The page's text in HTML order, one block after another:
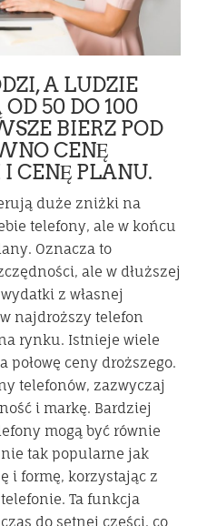
A LUDZIE
50 DO 100
BIERZ POD
CENĘ
CENĘ PLANU.
duże zniżki na
telefony, ale w końcu
Oznacza to
ale w dłuższej
z własnej
najdroższy telefon
rynku. Istnieje wiele
połowę ceny droższego.
telefonów, zazwyczaj
i markę. Bardziej
mogą być równie
tak popularne jak
i formę, korzystając z
Ta funkcja
do setnej części, co